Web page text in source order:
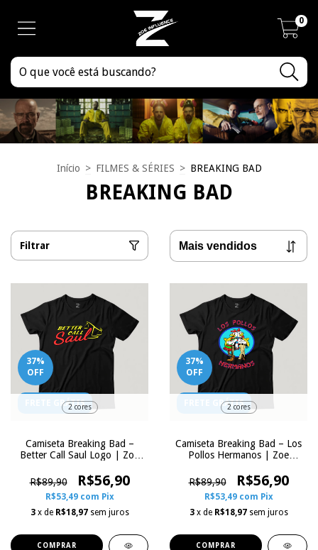
0
Início > FILMES & SÉRIES > BREAKING BAD
BREAKING BAD
Filtrar
37%
OFF
FRETE GRÁTIS
2 cores
Camiseta Breaking Bad –
Better Call Saul Logo | Zoe
R$89,90
R$56,90
R$53,49 com Pix
3 x de R$18,97 sem juros
COMPRAR
37%
OFF
FRETE GRÁTIS
2 cores
Camiseta Breaking Bad – Los
Pollos Hermanos | Zoe
R$89,90
R$56,90
R$53,49 com Pix
3 x de R$18,97 sem juros
COMPRAR